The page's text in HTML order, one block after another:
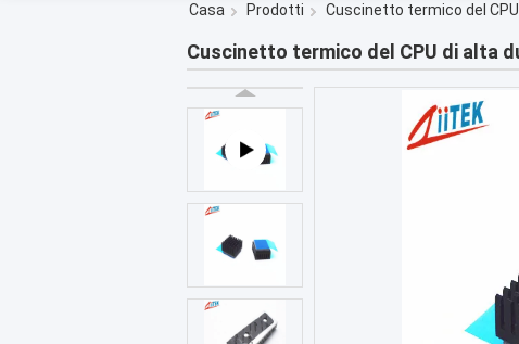
Casa Prodotti Cuscinetto termico del CPU
Cuscinetto termico del CPU di alta